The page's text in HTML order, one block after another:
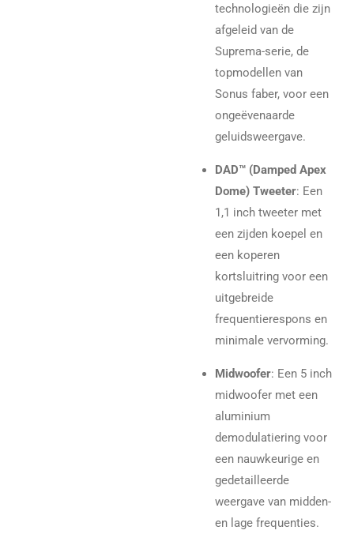
technologieën die zijn
afgeleid van de
Suprema-serie, de
topmodellen van
Sonus faber, voor een
ongeëvenaarde
geluidsweergave.
DAD™ (Damped Apex
Dome) Tweeter: Een
1,1 inch tweeter met
een zijden koepel en
een koperen
kortsluitring voor een
uitgebreide
frequentierespons en
minimale vervorming.
Midwoofer: Een 5 inch
midwoofer met een
aluminium
demodulatiering voor
een nauwkeurige en
gedetailleerde
weergave van midden-
en lage frequenties.